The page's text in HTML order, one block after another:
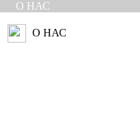
О НАС
О НАС